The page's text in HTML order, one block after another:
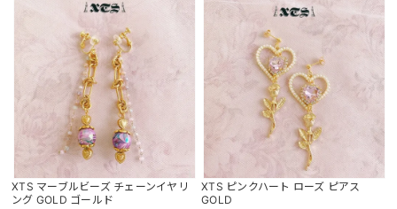
XTS マーブルビーズ チェーンイヤリ
ング GOLD ゴールド
XTS ピンクハート ローズ ピアス
GOLD